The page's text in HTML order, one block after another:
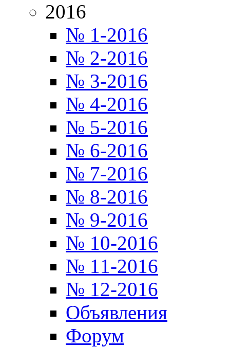
2016
№ 1-2016
№ 2-2016
№ 3-2016
№ 4-2016
№ 5-2016
№ 6-2016
№ 7-2016
№ 8-2016
№ 9-2016
№ 10-2016
№ 11-2016
№ 12-2016
Объявления
Форум